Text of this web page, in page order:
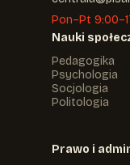
Pon–Pt
Nauki
Pedagogika
Psychologia
Socjologia
Politologia
Prawo i